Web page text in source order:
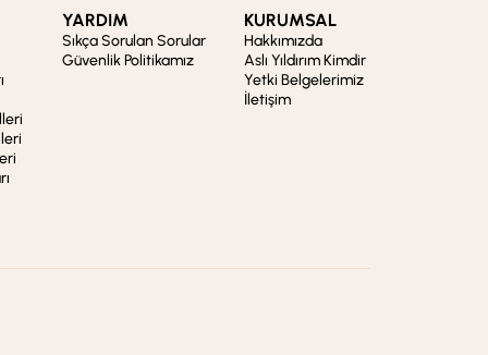
YARDIM
Sıkça Sorulan Sorular
Güvenlik Politikamız
KURUMSAL
Hakkımızda
Aslı Yıldırım Kimdir
Yetki Belgelerimiz
İletişim